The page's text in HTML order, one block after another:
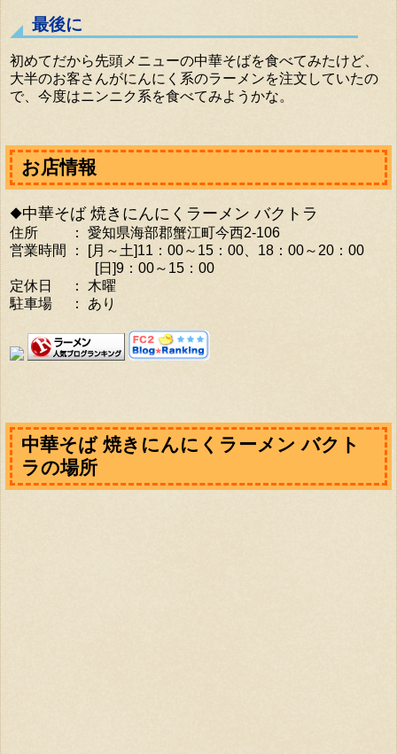
最後に
初めてだから先頭メニューの中華そばを食べてみたけど、
大半のお客さんがにんにく系のラーメンを注文していたの
で、今度はニンニク系を食べてみようかな。
お店情報
◆中華そば 焼きにんにくラーメン バクトラ
住所 ： 愛知県海部郡蟹江町今西2-106
営業時間 ： [月～土]11：00～15：00、18：00～20：00
[日]9：00～15：00
定休日 ： 木曜
駐車場 ： あり
中華そば 焼きにんにくラーメン バクト
ラの場所